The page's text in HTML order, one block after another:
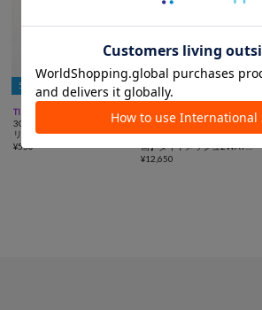
5％OFFクーポン
TIME SALE 
3COINS
リュック2WAYエコバッグ
¥550
一部予約 動画 UNISEX 
ear PAPILLONNER
追加決定！【ouchi/ほし企
画】ダイヤメッシュ2WAYト
ートバッグ Sサイズ
¥12,650